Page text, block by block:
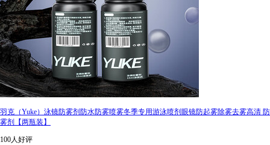
羽克（Yuke）泳镜防雾剂防水防雾喷雾冬季专用游泳喷剂眼镜防起雾除雾去雾高清 防
雾剂【两瓶装】
100人好评